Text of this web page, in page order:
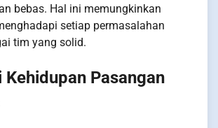
bebas. Hal ini memungkinkan
setiap permasalahan
tim yang solid.
Kehidupan Pasangan